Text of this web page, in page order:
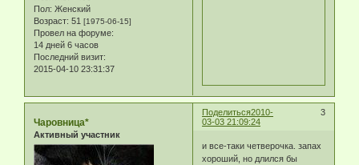
Пол: Женский
Возраст: 51 [1975-06-15]
Провел на форуме:
14 дней 6 часов
Последний визит:
2015-04-10 23:31:37
Поделиться 3
2010-
03-03 21:09:24
Чаровница*
Активный участник
и все-таки четверочка. запах
хороший, но длился бы